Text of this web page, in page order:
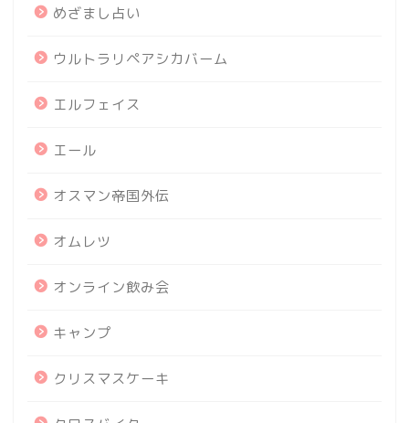
めざまし占い
ウルトラリペアシカバーム
エルフェイス
エール
オスマン帝国外伝
オムレツ
オンライン飲み会
キャンプ
クリスマスケーキ